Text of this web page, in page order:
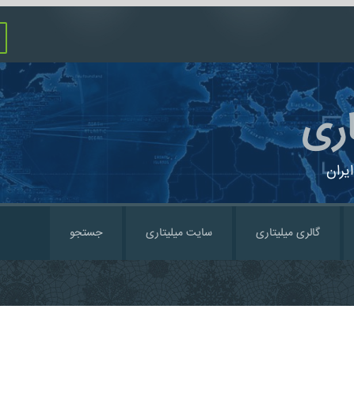
گالری میلیتاری سایت میلیتاری جستجو